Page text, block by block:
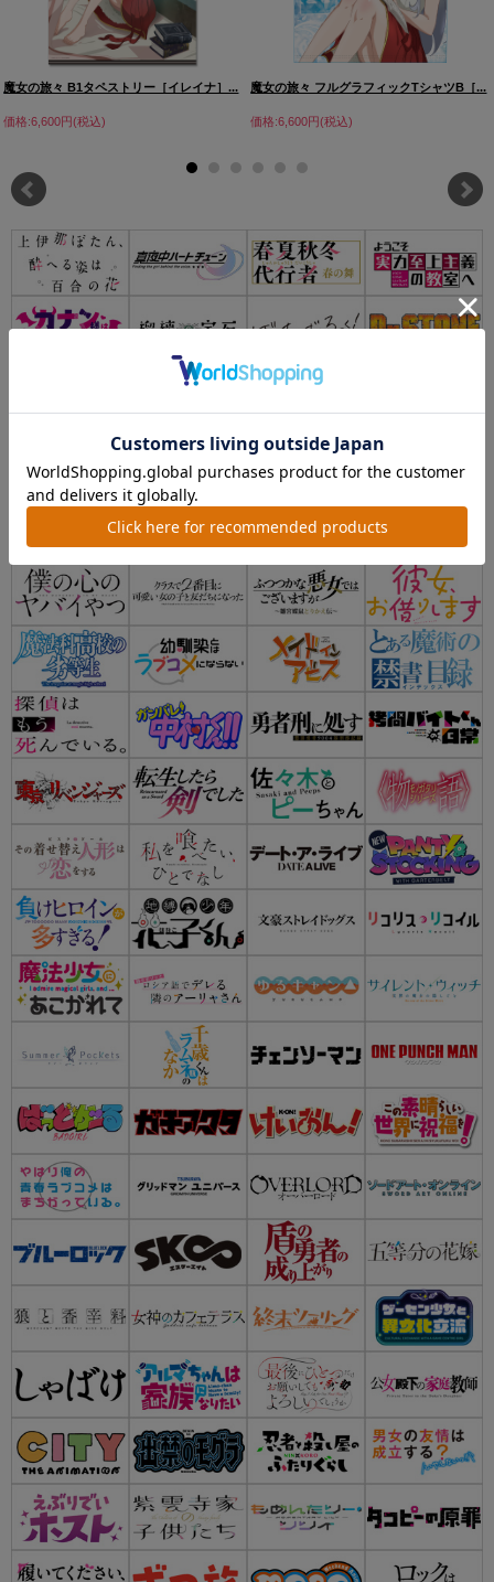
魔女の旅々 B1タペストリー［イレイナ］...
価格:6,600円(税込)
魔女の旅々 フルグラフィックTシャツB［...
価格:6,600円(税込)